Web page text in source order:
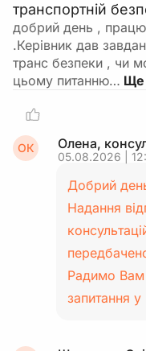
транспортній
добрий день ,
.Керівник дав
транс безпеки , чи
цьому питанню…
ОК Олена,
05.08.2026 |
Добрий
Надання
Радимо
запитання у